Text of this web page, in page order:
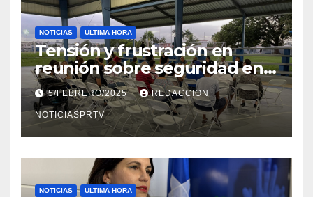
NOTICIAS ULTIMA HORA
Tensión y frustración en
reunión sobre seguridad en
Reparto Metropolitano
5/FEBRERO/2025 REDACCION
NOTICIASPRTV
NOTICIAS ULTIMA HORA